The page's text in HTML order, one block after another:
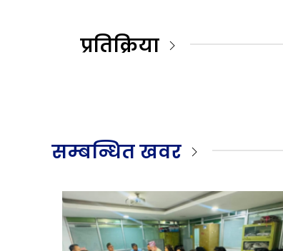
प्रतिक्रिया
सम्बन्धित खवर